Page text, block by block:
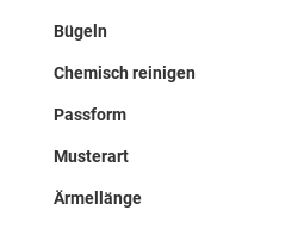
Bügeln
Chemisch reinigen
Passform
Musterart
Ärmellänge